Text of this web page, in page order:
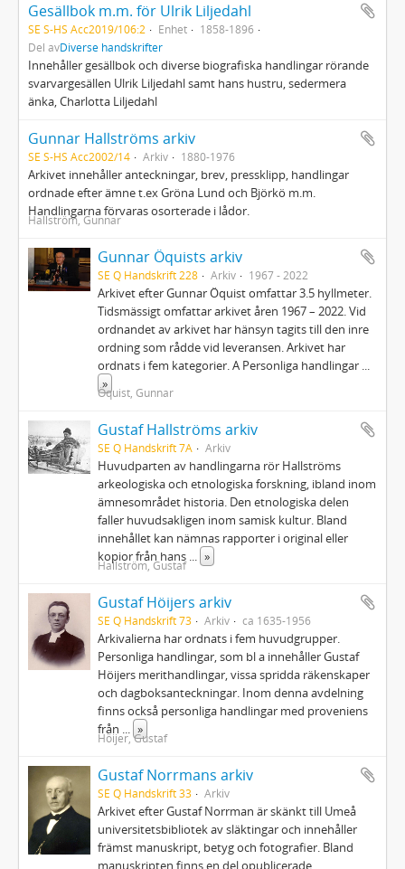
Gesällbok m.m. för Ulrik Liljedahl
SE S-HS Acc2019/106:2 Enhet
1858-1896
Del avDiverse handskrifter
Innehåller gesällbok och diverse biografiska handlingar rörande
svarvargesällen Ulrik Liljedahl samt hans hustru, sedermera
änka, Charlotta Liljedahl
Gunnar Hallströms arkiv
SE S-HS Acc2002/14 Arkiv 1880-1976
Arkivet innehåller anteckningar, brev, pressklipp, handlingar
ordnade efter ämne t.ex Gröna Lund och Björkö m.m.
Handlingarna förvaras osorterade i lådor.
Hallström, Gunnar
Gunnar Öquists arkiv
SE Q Handskrift 228 Arkiv 1967 - 2022
Arkivet efter Gunnar Öquist omfattar 3.5 hyllmeter.
Tidsmässigt omfattar arkivet åren 1967 – 2022. Vid
ordnandet av arkivet har hänsyn tagits till den inre
ordning som rådde vid leveransen. Arkivet har
ordnats i fem kategorier. A Personliga handlingar ...
»
Öquist, Gunnar
Gustaf Hallströms arkiv
SE Q Handskrift 7A Arkiv
Huvudparten av handlingarna rör Hallströms
arkeologiska och etnologiska forskning, ibland inom
ämnesområdet historia. Den etnologiska delen
faller huvudsakligen inom samisk kultur. Bland
innehållet kan nämnas rapporter i original eller
kopior från hans ... »
Hallström, Gustaf
Gustaf Höijers arkiv
SE Q Handskrift 73 Arkiv ca 1635-1956
Arkivalierna har ordnats i fem huvudgrupper.
Personliga handlingar, som bl a innehåller Gustaf
Höijers merithandlingar, vissa spridda räkenskaper
och dagboksanteckningar. Inom denna avdelning
finns också personliga handlingar med proveniens
från ... »
Höijer, Gustaf
Gustaf Norrmans arkiv
SE Q Handskrift 33 Arkiv
Arkivet efter Gustaf Norrman är skänkt till Umeå
universitetsbibliotek av släktingar och innehåller
främst manuskript, betyg och fotografier. Bland
manuskripten finns en del opublicerade